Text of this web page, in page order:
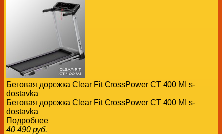
Беговая дорожка Clear Fit CrossPower CT 400 MI s-
dostavka
Беговая дорожка Clear Fit CrossPower CT 400 MI s-
dostavka
Подробнее
40 490 руб.